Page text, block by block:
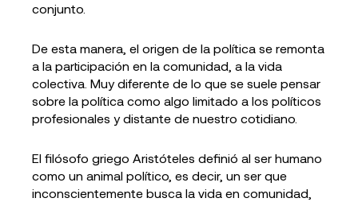
conjunto.
De esta manera, el origen de la política se remonta
a la participación en la comunidad, a la vida
colectiva. Muy diferente de lo que se suele pensar
sobre la política como algo limitado a los políticos
profesionales y distante de nuestro cotidiano.
El filósofo griego Aristóteles definió al ser humano
como un animal político, es decir, un ser que
inconscientemente busca la vida en comunidad,